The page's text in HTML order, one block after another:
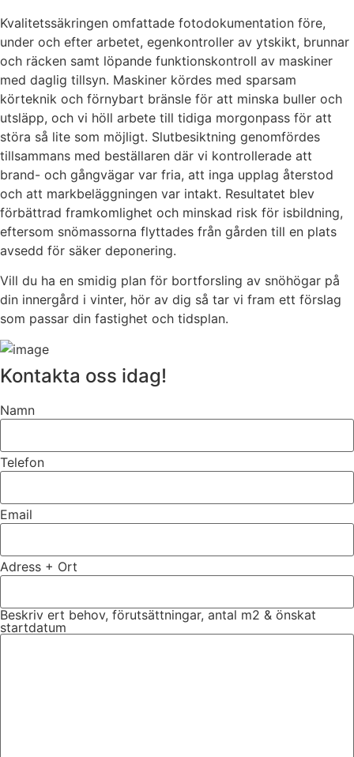
Kvalitetssäkringen omfattade fotodokumentation före,
under och efter arbetet, egenkontroller av ytskikt, brunnar
och räcken samt löpande funktionskontroll av maskiner
med daglig tillsyn. Maskiner kördes med sparsam
körteknik och förnybart bränsle för att minska buller och
utsläpp, och vi höll arbete till tidiga morgonpass för att
störa så lite som möjligt. Slutbesiktning genomfördes
tillsammans med beställaren där vi kontrollerade att
brand- och gångvägar var fria, att inga upplag återstod
och att markbeläggningen var intakt. Resultatet blev
förbättrad framkomlighet och minskad risk för isbildning,
eftersom snömassorna flyttades från gården till en plats
avsedd för säker deponering.
Vill du ha en smidig plan för bortforsling av snöhögar på
din innergård i vinter, hör av dig så tar vi fram ett förslag
som passar din fastighet och tidsplan.
Kontakta oss idag!
Namn
Telefon
Email
Adress + Ort
Beskriv ert behov, förutsättningar, antal m2 & önskat
startdatum